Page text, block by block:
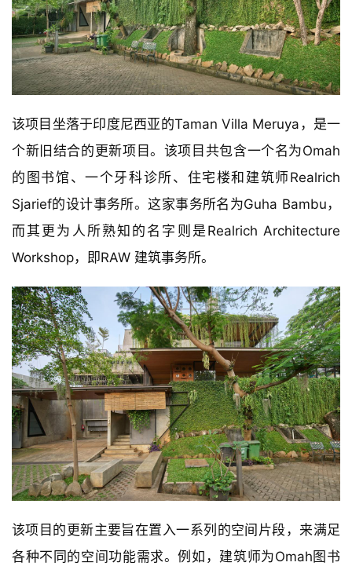
该项目坐落于印度尼西亚的Taman Villa Meruya，是一
个新旧结合的更新项目。该项目共包含一个名为Omah
的图书馆、一个牙科诊所、住宅楼和建筑师Realrich
Sjarief的设计事务所。这家事务所名为Guha Bambu，
而其更为人所熟知的名字则是Realrich Architecture
Workshop，即RAW 建筑事务所。
该项目的更新主要旨在置入一系列的空间片段，来满足
各种不同的空间功能需求。例如，建筑师为Omah图书